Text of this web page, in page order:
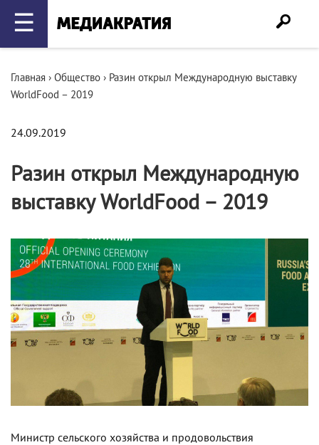
☰
Главная › Общество › Разин открыл Международную выставку
WorldFood – 2019
24.09.2019
Разин открыл Международную
выставку WorldFood – 2019
Министр сельского хозяйства и продовольствия